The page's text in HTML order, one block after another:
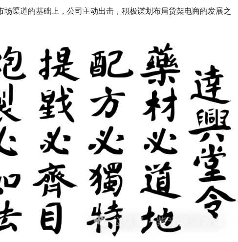
渠道的基础上，公司主动出击，积极谋划布局货架电商的发展之